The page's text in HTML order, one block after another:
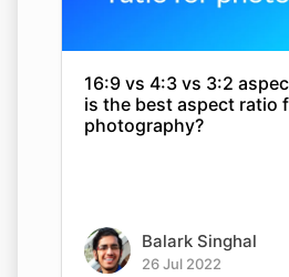
16:9 vs 4:3 vs 3:2
is the best aspect ratio
photography?
Balark Singhal
26 Jul 2022